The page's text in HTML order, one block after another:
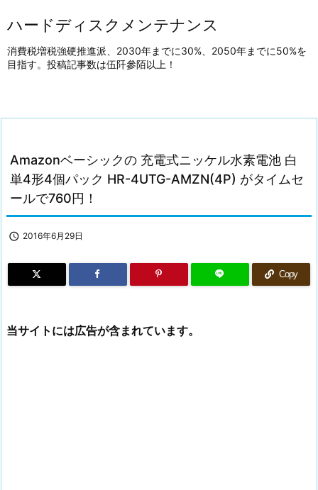
ハードディスクメンテナンス
消費税増税強硬推進派、2030年までに30%、2050年までに50%を
目指す。投稿記事数は伍阡參陌以上！
Amazonベーシックの 充電式ニッケル水素電池 白
単4形4個パック HR-4UTG-AMZN(4P) がタイムセ
ールで760円！
 2016年6月29日
Copy
当サイトには広告が含まれています。